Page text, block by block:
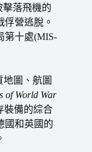
擊落飛機的
營逃脫。
第十處(MIS-
地圖、航圖
of World War
裝備的綜合
國和英國的